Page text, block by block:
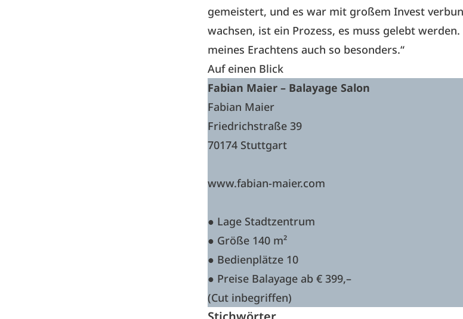
gemeistert, und es war mit großem Invest
wachsen, ist ein Prozess, es muss gelebt
meines Erachtens auch so besonders.“
Auf einen Blick
Fabian Maier – Balayage Salon
Fabian Maier
Friedrichstraße 39
70174 Stuttgart
www.fabian-maier.com
● Lage Stadtzentrum
● Größe 140 m²
● Bedienplätze 10
● Preise Balayage ab € 399,–
(Cut inbegriffen)